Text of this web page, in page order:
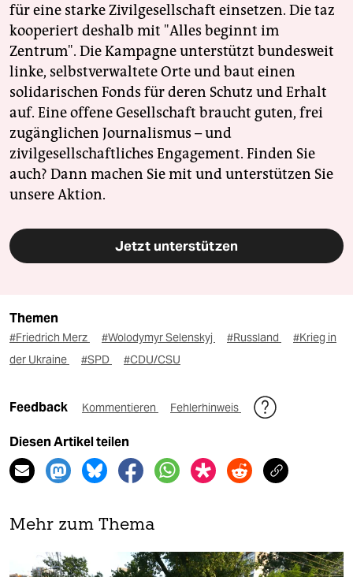
für eine starke Zivilgesellschaft einsetzen. Die taz
kooperiert deshalb mit "Alles beginnt im
Zentrum". Die Kampagne unterstützt bundesweit
linke, selbstverwaltete Orte und baut einen
solidarischen Fonds für deren Schutz und Erhalt
auf. Eine offene Gesellschaft braucht guten, frei
zugänglichen Journalismus – und
zivilgesellschaftliches Engagement. Finden Sie
auch? Dann machen Sie mit und unterstützen Sie
unsere Aktion.
Jetzt unterstützen
Themen
#Friedrich Merz #Wolodymyr Selenskyj #Russland
#Krieg in
der Ukraine
#SPD #CDU/CSU
Feedback Kommentieren Fehlerhinweis
Diesen Artikel teilen
Mehr zum Thema